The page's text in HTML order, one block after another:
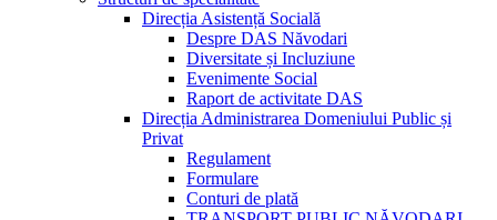
Direcția Asistență Socială
Despre DAS Năvodari
Diversitate și Incluziune
Evenimente Social
Raport de activitate DAS
Direcția Administrarea Domeniului Public și
Privat
Regulament
Formulare
Conturi de plată